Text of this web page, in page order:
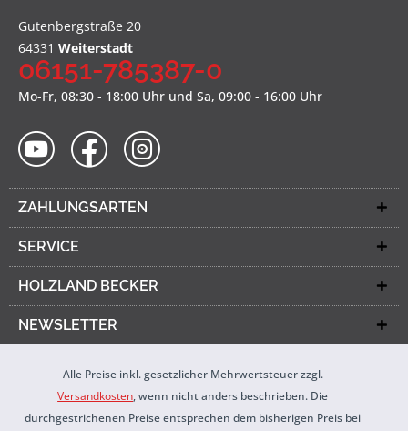
Gutenbergstraße 20
64331 Weiterstadt
06151-785387-0
Mo-Fr, 08:30 - 18:00 Uhr und Sa, 09:00 - 16:00 Uhr
ZAHLUNGSARTEN
SERVICE
HOLZLAND BECKER
NEWSLETTER
Alle Preise inkl. gesetzlicher Mehrwertsteuer zzgl.
Versandkosten, wenn nicht anders beschrieben. Die
durchgestrichenen Preise entsprechen dem bisherigen Preis bei